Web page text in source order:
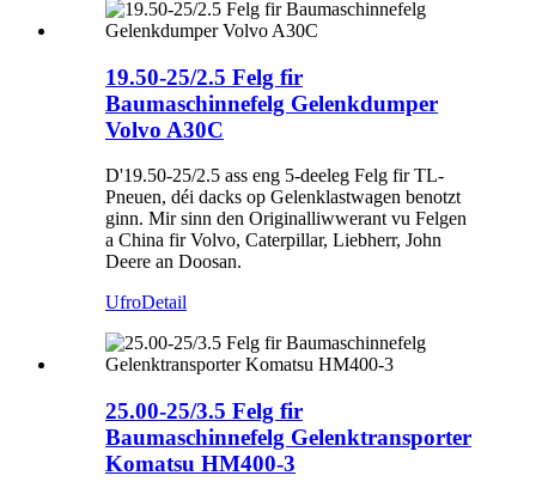
19.50-25/2.5 Felg fir
Baumaschinnefelg Gelenkdumper
Volvo A30C
D'19.50-25/2.5 ass eng 5-deeleg Felg fir TL-
Pneuen, déi dacks op Gelenklastwagen benotzt
ginn. Mir sinn den Originalliwwerant vu Felgen
a China fir Volvo, Caterpillar, Liebherr, John
Deere an Doosan.
UfroDetail
25.00-25/3.5 Felg fir
Baumaschinnefelg Gelenktransporter
Komatsu HM400-3